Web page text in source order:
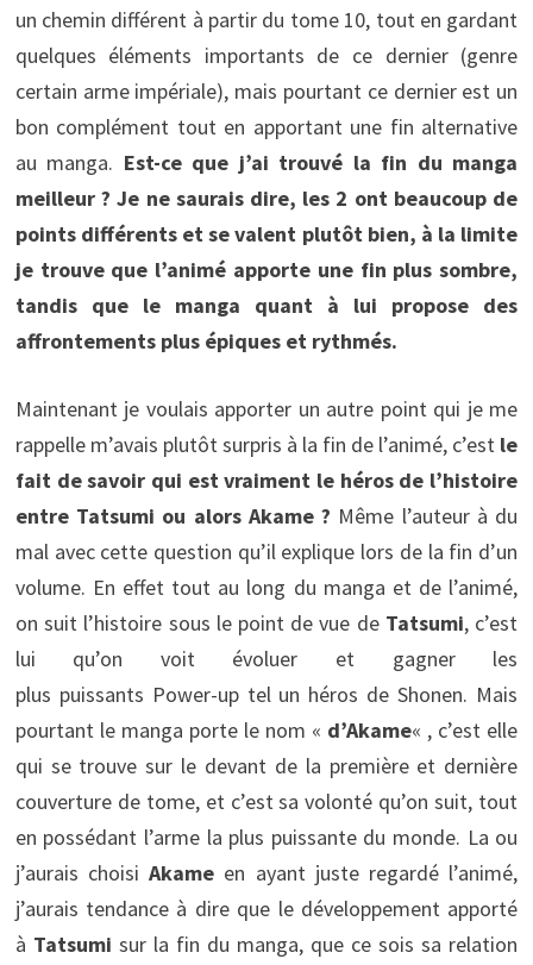
un chemin différent à partir du tome 10, tout en gardant
quelques éléments importants de ce dernier (genre
certain arme impériale), mais pourtant ce dernier est un
bon complément tout en apportant une fin alternative
au manga. Est-ce que j’ai trouvé la fin du manga
meilleur ? Je ne saurais dire, les 2 ont beaucoup de
points différents et se valent plutôt bien, à la limite
je trouve que l’animé apporte une fin plus sombre,
tandis que le manga quant à lui propose des
affrontements plus épiques et rythmés.
Maintenant je voulais apporter un autre point qui je me
rappelle m’avais plutôt surpris à la fin de l’animé, c’est le
fait de savoir qui est vraiment le héros de l’histoire
entre Tatsumi ou alors Akame ? Même l’auteur à du
mal avec cette question qu’il explique lors de la fin d’un
volume. En effet tout au long du manga et de l’animé,
on suit l’histoire sous le point de vue de Tatsumi, c’est
lui qu’on voit évoluer et gagner les
plus puissants Power-up tel un héros de Shonen. Mais
pourtant le manga porte le nom « d’Akame« , c’est elle
qui se trouve sur le devant de la première et dernière
couverture de tome, et c’est sa volonté qu’on suit, tout
en possédant l’arme la plus puissante du monde. La ou
j’aurais choisiAkame en ayant juste regardé l’animé,
j’aurais tendance à dire que le développement apporté
à Tatsumi sur la fin du manga, que ce sois sa relation